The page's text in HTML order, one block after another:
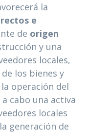
la
e
de origen
y una
locales,
de los bienes y
operación del
cabo una activa
locales
generación de